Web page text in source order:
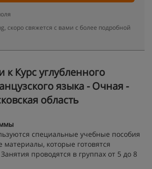
скоро свяжется с вами с более подробной
к Курс углубленного
языка - Очная -
область
специальные учебные пособия
которые готовятся
проводятся в группах от 5 до 8